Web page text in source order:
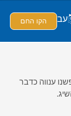
הקו החם עב
ענווה כדבר